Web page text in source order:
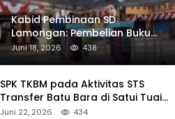
Kabid Pembinaan SD
Lamongan: Pembelian Buku
Pendamping Tidak Boleh
Dipaksakan
Juni 18, 2026 438
SPK TKBM pada Aktivitas STS
Transfer Batu Bara di Satui Tuai
Sorotan
Juni 22, 2026 434